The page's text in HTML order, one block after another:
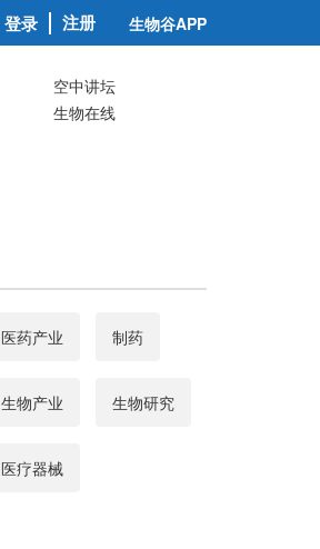
登录 注册 生物谷APP
空中讲坛
生物在线
医药产业 制药
生物产业 生物研究
医疗器械